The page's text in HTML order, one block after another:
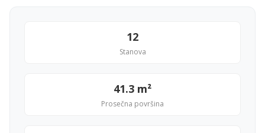
12
Stanova
41.3 m²
Prosečna površina